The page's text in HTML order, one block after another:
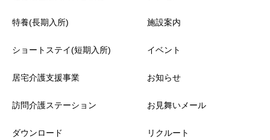
特養(長期入所)
ショートステイ(短期入所)
居宅介護支援事業
訪問介護ステーション
ダウンロード
施設案内
イベント
お知らせ
お見舞いメール
リクルート